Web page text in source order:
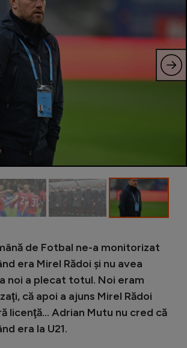
sporturi
cont
de Fotbal ne-a monitorizat
era Mirel Rădoi şi nu avea
noi a plecat totul. Noi eram
că apoi a ajuns Mirel Rădoi
licenţă... Adrian Mutu nu cred că
era la U21.